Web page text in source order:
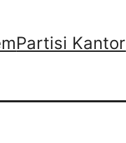
Partisi Kantor